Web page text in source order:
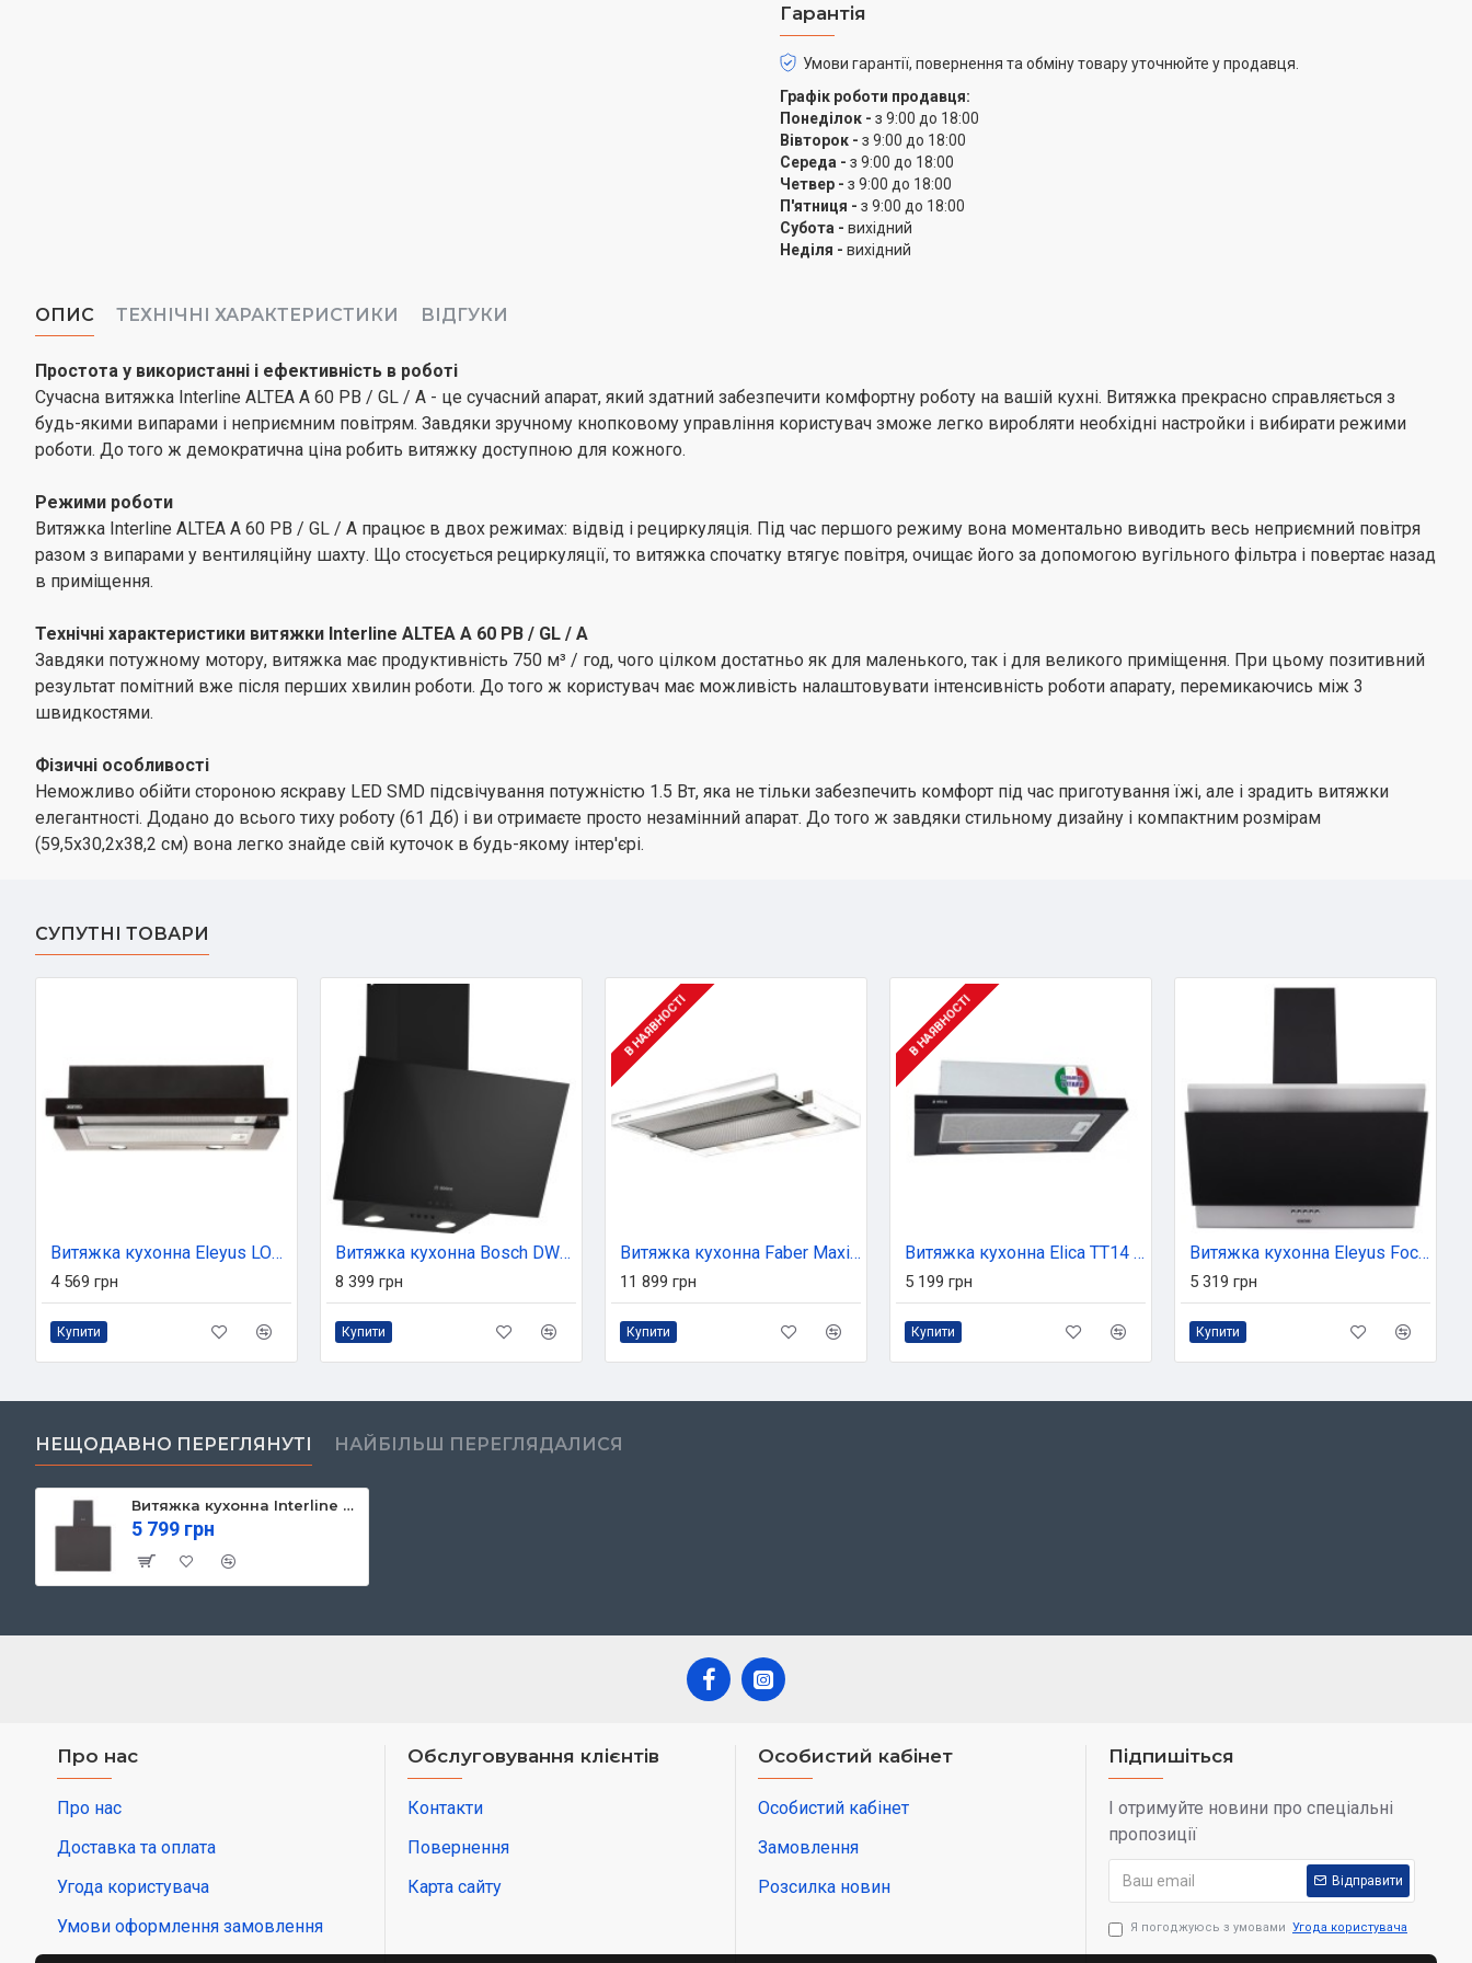
Вт, яка не тільки забезпечить комфорт під час приготування їжі, але і зрадить
витяжки елегантності. Додано до всього тиху роботу (61 Дб) і ви отримаєте
просто незамінний апарат. До того ж завдяки стильному дизайну і компактним
розмірам (59,5х30,2х38,2 см) вона легко знайде свій куточок в будь-якому
інтер'єрі.
Гарантія
Умови гарантії, повернення та обміну товару уточнюйте у продавця.
Графік роботи продавця:
Понеділок - з 9:00 до 18:00
Вівторок - з 9:00 до 18:00
Середа - з 9:00 до 18:00
Четвер - з 9:00 до 18:00
П'ятниця - з 9:00 до 18:00
Субота - вихідний
Неділя - вихідний
ОПИС ТЕХНІЧНІ ХАРАКТЕРИСТИКИ ВІДГУКИ
Простота у використанні і ефективність в роботі
Сучасна витяжка Interline ALTEA A 60 PB / GL / A - це сучасний апарат, який здатний забезпечити комфортну роботу на вашій кухні. Витяжка прекрасно справляється з
будь-якими випарами і неприємним повітрям. Завдяки зручному кнопковому управління користувач зможе легко виробляти необхідні настройки і вибирати режими
роботи. До того ж демократична ціна робить витяжку доступною для кожного.
Режими роботи
Витяжка Interline ALTEA A 60 PB / GL / A працює в двох режимах: відвід і рециркуляція. Під час першого режиму вона моментально виводить весь неприємний повітря
разом з випарами у вентиляційну шахту. Що стосується рециркуляції, то витяжка спочатку втягує повітря, очищає його за допомогою вугільного фільтра і повертає назад
в приміщення.
Технічні характеристики витяжки Interline ALTEA A 60 PB / GL / A
Завдяки потужному мотору, витяжка має продуктивність 750 м³ / год, чого цілком достатньо як для маленького, так і для великого приміщення. При цьому позитивний
результат помітний вже після перших хвилин роботи. До того ж користувач має можливість налаштовувати інтенсивність роботи апарату, перемикаючись між 3
швидкостями.
Фізичні особливості
Неможливо обійти стороною яскраву LED SMD підсвічування потужністю 1.5 Вт, яка не тільки забезпечить комфорт під час приготування їжі, але і зрадить витяжки
елегантності. Додано до всього тиху роботу (61 Дб) і ви отримаєте просто незамінний апарат. До того ж завдяки стильному дизайну і компактним розмірам
(59,5х30,2х38,2 см) вона легко знайде свій куточок в будь-якому інтер'єрі.
СУПУТНІ ТОВАРИ
Витяжка кухонна Eleyus LOTUS 1000 60 BL
4 569 грн
Купити
Витяжка кухонна Bosch DWK63PJ60T
8 399 грн
Купити
В НАЯВНОСТІ
Витяжка кухонна Faber Maxima Ng Eco Ev8 Wh A90 (315.0635.141)
11 899 грн
Купити
В НАЯВНОСТІ
Витяжка кухонна Elica TT14 LUX BL/A/50
5 199 грн
Купити
Витяжка кухонна Eleyus Focus 700 60 IS+BL
5 319 грн
Купити
НЕЩОДАВНО ПЕРЕГЛЯНУТІ НАЙБІЛЬШ ПЕРЕГЛЯДАЛИСЯ
Витяжка кухонна Interline ALTEA BK A 60 PB/GL/A (ALTEABKA60PB/GL/A)
5 799 грн
Про нас
Про нас
Доставка та оплата
Угода користувача
Умови оформлення замовлення
Обслуговування клієнтів
Контакти
Повернення
Карта сайту
Особистий кабінет
Особистий кабінет
Замовлення
Розсилка новин
Підпишіться
І отримуйте новини про спеціальні
пропозиції
Відправити
Я погоджуюсь з умовами Угода користувача